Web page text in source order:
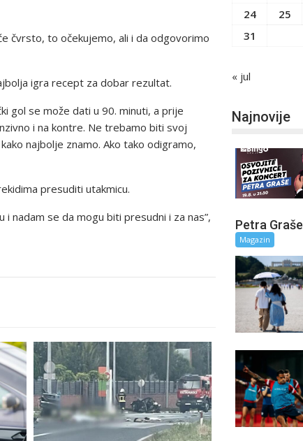
čvrsto, to očekujemo, ali i da odgovorimo
igra recept za dobar rezultat.
gol se može dati u 90. minuti, a prije
i na kontre. Ne trebamo biti svoj
najbolje znamo. Ako tako odigramo,
presuditi utakmicu.
i nadam se da mogu biti presudni i za nas”,
24
25
31
« jul
Najnovije
Petra Graše
Magazin